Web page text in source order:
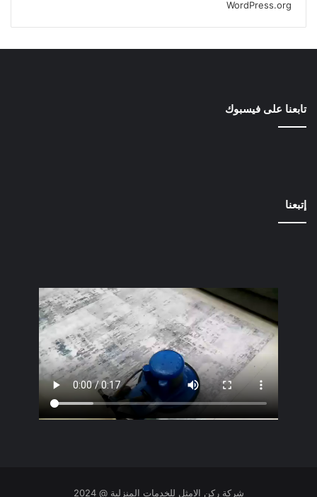
WordPress.org
تابعنا على فيسبوك
إتبعنا
شركة ركن الامثل للخدمات المنزلية @ 2024